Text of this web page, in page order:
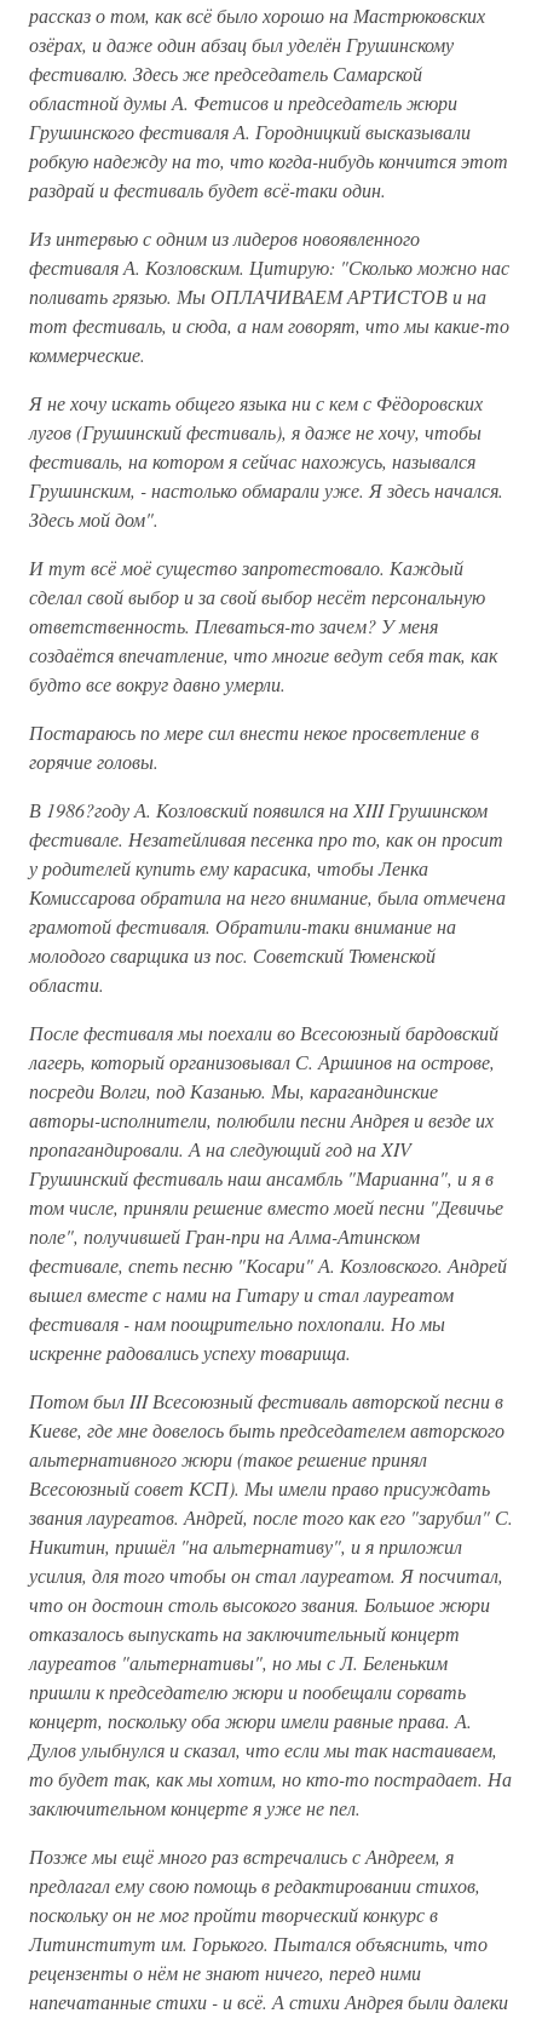
рассказ о том, как всё было хорошо на Мастрюковских
озёрах, и даже один абзац был уделён Грушинскому
фестивалю. Здесь же председатель Самарской
областной думы А. Фетисов и председатель жюри
Грушинского фестиваля А. Городницкий высказывали
робкую надежду на то, что когда-нибудь кончится этот
раздрай и фестиваль будет всё-таки один.
Из интервью с одним из лидеров новоявленного
фестиваля А. Козловским. Цитирую: "Сколько можно нас
поливать грязью. Мы ОПЛАЧИВАЕМ АРТИСТОВ и на
тот фестиваль, и сюда, а нам говорят, что мы какие-то
коммерческие.
Я не хочу искать общего языка ни с кем с Фёдоровских
лугов (Грушинский фестиваль), я даже не хочу, чтобы
фестиваль, на котором я сейчас нахожусь, назывался
Грушинским, - настолько обмарали уже. Я здесь начался.
Здесь мой дом".
И тут всё моё существо запротестовало. Каждый
сделал свой выбор и за свой выбор несёт персональную
ответственность. Плеваться-то зачем? У меня
создаётся впечатление, что многие ведут себя так, как
будто все вокруг давно умерли.
Постараюсь по мере сил внести некое просветление в
горячие головы.
В 1986?году А. Козловский появился на XIII Грушинском
фестивале. Незатейливая песенка про то, как он просит
у родителей купить ему карасика, чтобы Ленка
Комиссарова обратила на него внимание, была отмечена
грамотой фестиваля. Обратили-таки внимание на
молодого сварщика из пос. Советский Тюменской
области.
После фестиваля мы поехали во Всесоюзный бардовский
лагерь, который организовывал С. Аршинов на острове,
посреди Волги, под Казанью. Мы, карагандинские
авторы-исполнители, полюбили песни Андрея и везде их
пропагандировали. А на следующий год на XIV
Грушинский фестиваль наш ансамбль "Марианна", и я в
том числе, приняли решение вместо моей песни "Девичье
поле", получившей Гран-при на Алма-Атинском
фестивале, спеть песню "Косари" А. Козловского. Андрей
вышел вместе с нами на Гитару и стал лауреатом
фестиваля - нам поощрительно похлопали. Но мы
искренне радовались успеху товарища.
Потом был III Всесоюзный фестиваль авторской песни в
Киеве, где мне довелось быть председателем авторского
альтернативного жюри (такое решение принял
Всесоюзный совет КСП). Мы имели право присуждать
звания лауреатов. Андрей, после того как его "зарубил" С.
Никитин, пришёл "на альтернативу", и я приложил
усилия, для того чтобы он стал лауреатом. Я посчитал,
что он достоин столь высокого звания. Большое жюри
отказалось выпускать на заключительный концерт
лауреатов "альтернативы", но мы с Л. Беленьким
пришли к председателю жюри и пообещали сорвать
концерт, поскольку оба жюри имели равные права. А.
Дулов улыбнулся и сказал, что если мы так настаиваем,
то будет так, как мы хотим, но кто-то пострадает. На
заключительном концерте я уже не пел.
Позже мы ещё много раз встречались с Андреем, я
предлагал ему свою помощь в редактировании стихов,
поскольку он не мог пройти творческий конкурс в
Литинститут им. Горького. Пытался объяснить, что
рецензенты о нём не знают ничего, перед ними
напечатанные стихи - и всё. А стихи Андрея были далеки